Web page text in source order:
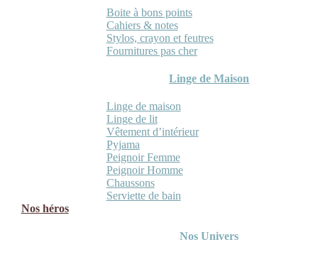
Boite à bons points
Cahiers & notes
Stylos, crayon et feutres
Fournitures pas cher
Linge de Maison
Linge de maison
Linge de lit
Vêtement d’intérieur
Pyjama
Peignoir Femme
Peignoir Homme
Chaussons
Serviette de bain
Nos héros
Nos Univers